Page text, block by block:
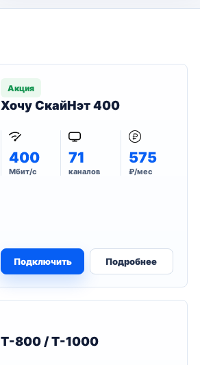
Акция
Хочу СкайНэт 400
400
Мбит/с
71
каналов
575
₽/мес
Подключить Подробнее
T-800 / T-1000